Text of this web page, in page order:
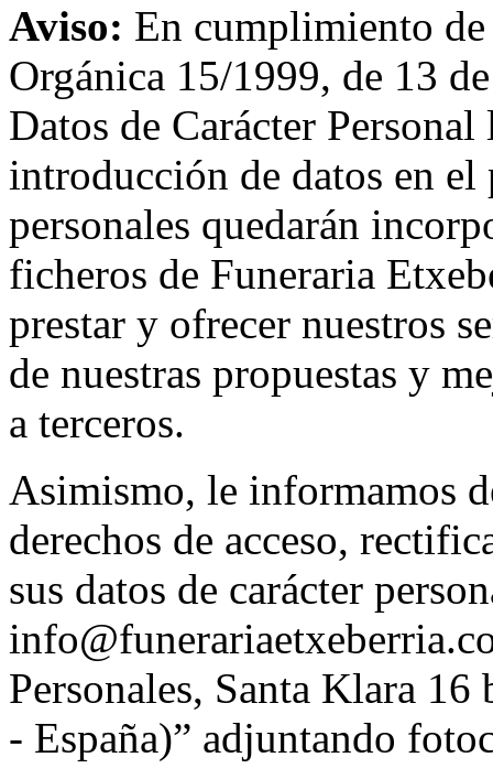
Aviso: En cumplimiento
Orgánica 15/1999, de 13
Datos de Carácter
introducción de datos en
personales quedarán
ficheros de Funeraria
prestar y ofrecer nuestros
de nuestras propuestas y
a terceros.
Asimismo, le informamos
derechos de acceso,
sus datos de carácter
Personales, Santa Klara
- España)” adjuntando